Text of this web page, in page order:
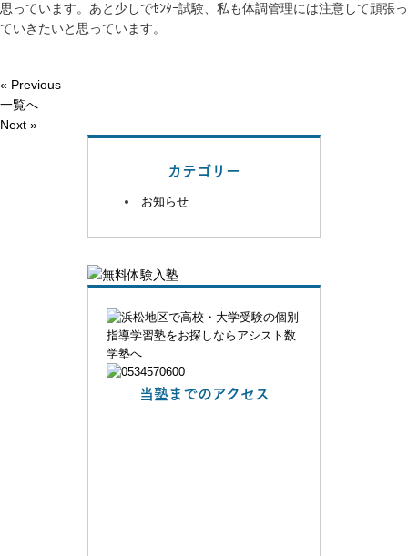
思っています。あと少しでｾﾝﾀｰ試験、私も体調管理には注意して頑張っ
ていきたいと思っています。
« Previous
一覧へ
Next »
カテゴリー
お知らせ
当塾までのアクセス